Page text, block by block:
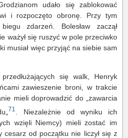
udało się zablokować
i rozpoczęto obronę. Przy tym
zdarzeń. Bolesław zaczął
ważył się ruszyć w pole przeciwko
musiał więc przyjąć na siebie sam
się walk, Henryk
zawieszenie broni, w trakcie
mieli doprowadzić do „zawarcia
71
. Niezależnie od wyniku ich
wzięli Niemcy) mieli zostać im
cesarz od początku nie liczył się z